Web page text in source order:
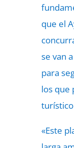
que el
se van
para
los que
«Este